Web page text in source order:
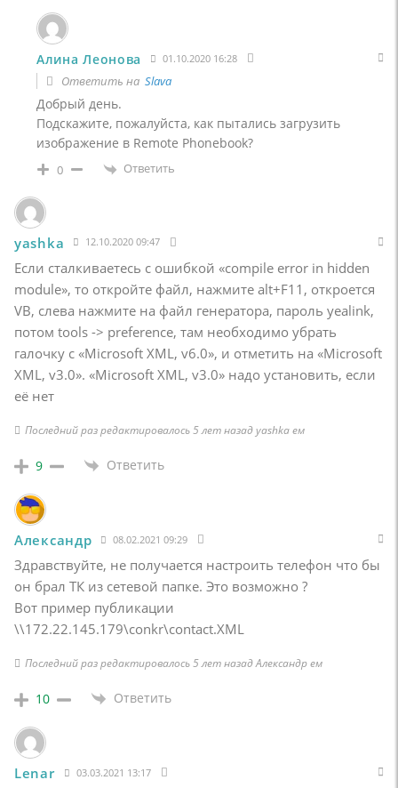
Алина Леонова 01.10.2020 16:28
Ответить на Slava
Добрый день.
Подскажите, пожалуйста, как пытались загрузить
изображение в Remote Phonebook?
0 Ответить
yashka 12.10.2020 09:47
Если сталкиваетесь с ошибкой «compile error in hidden
module», то откройте файл, нажмите alt+F11, откроется
VB, слева нажмите на файл генератора, пароль yealink,
потом tools -> preference, там необходимо убрать
галочку с «Microsoft XML, v6.0», и отметить на «Microsoft
XML, v3.0». «Microsoft XML, v3.0» надо установить, если
её нет
Последний раз редактировалось 5 лет назад yashka ем
9 Ответить
Александр 08.02.2021 09:29
Здравствуйте, не получается настроить телефон что бы
он брал ТК из сетевой папке. Это возможно ?
Вот пример публикации
\\172.22.145.179\conkr\contact.XML
Последний раз редактировалось 5 лет назад Александр ем
10 Ответить
Lenar 03.03.2021 13:17